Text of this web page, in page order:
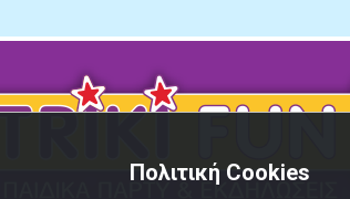
Πολιτική Cookies